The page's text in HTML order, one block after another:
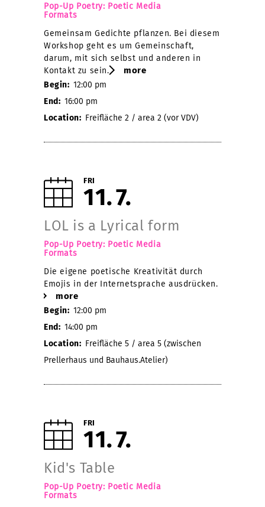
Pop-Up Poetry: Poetic Media
Formats
Gemeinsam Gedichte pflanzen. Bei diesem
Workshop geht es um Gemeinschaft,
darum, mit sich selbst und anderen in
Kontakt zu sein.
more
Begin: 12:00 pm
End: 16:00 pm
Location: Freifläche 2 / area 2 (vor VDV)
FRI
11 7
LOL is a Lyrical form
Pop-Up Poetry: Poetic Media
Formats
Die eigene poetische Kreativität durch
Emojis in der Internetsprache ausdrücken.
more
Begin: 12:00 pm
End: 14:00 pm
Location: Freifläche 5 / area 5 (zwischen
Prellerhaus und Bauhaus.Atelier)
FRI
11 7
Kid's Table
Pop-Up Poetry: Poetic Media
Formats